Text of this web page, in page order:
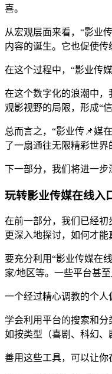
喜。
从宏观层面来看，“影业
内容的诞生。它也促使传
在这个过程中，“影业传
在这个数字化的浪潮中
观影视野的局限，形成“
总而言之，“影业传📌媒
了一扇通往无限精彩世界
下一部分，我们将进一步
玩转影业传媒在线入
在前一部分，我们已经初
更深入地探讨，如何才能
要充分利用“影业传媒在
家/地区等。一些平台甚
一个经过精心调教的个人
学会利用平台的搜索和
如按类型（喜剧、科幻、
善用这些工具，可以让你